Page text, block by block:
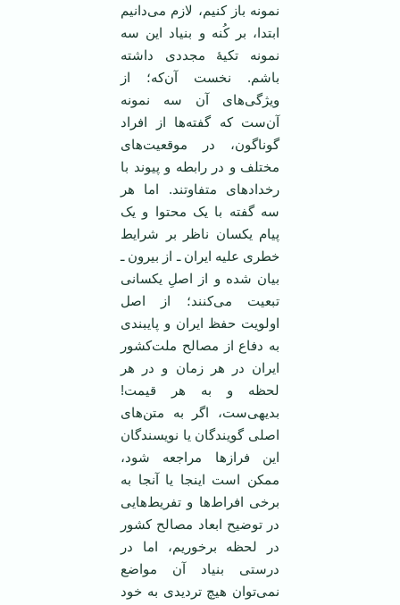
نمونه باز کنیم، لازم می‌دانیم
ابتدا، بر کُنه و بنیاد این سه
نمونه تکیۀ مجددی داشته
باشم. نخست آن‌که؛ از
ویژگی‌های آن سه نمونه
آن‌ست که گفته‌ها از افراد
گوناگون، در موقعیت‌های
مختلف و در رابطه و پیوند با
رخدادهای متفاوتند. اما هر
سه گفته با یک محتوا و یک
پیام یکسان ناظر بر شرایط
خطری علیه ایران ـ از بیرون ـ
بیان شده‌ و از اصلِ یکسانی
تبعیت می‌کنند؛ از اصل
اولویت حفظ ایران و پایبندی
به دفاع از مصالح ملت‌کشور
ایران در هر زمان و در هر
لحظه و به هر قیمت!
بدیهی‌ست، اگر به متن‌های
اصلی گویندگان یا نویسندگان
این فرازها مراجعه شود،
ممکن است اینجا یا آنجا به
برخی افراط‌ها و تفریط‌هایی
در توضیح ابعاد مصالح کشور
در لحظه برخوریم، اما در
درستی بنیاد آن مواضع
نمی‌توان هیچ تردیدی به خود